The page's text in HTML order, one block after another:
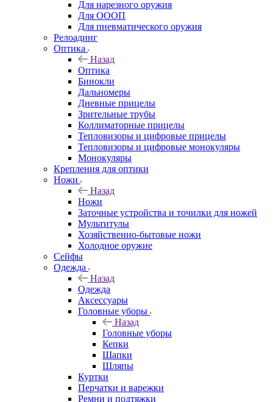
Для нарезного оружия
Для ОООП
Для пневматического оружия
Релоадинг
Оптика
Назад
Оптика
Бинокли
Дальномеры
Дневные прицелы
Зрительные трубы
Коллиматорные прицелы
Тепловизоры и цифровые прицелы
Тепловизоры и цифровые монокуляры
Монокуляры
Крепления для оптики
Ножи
Назад
Ножи
Заточные устройства и точилки для ножей
Мультитулы
Хозяйственно-бытовые ножи
Холодное оружие
Сейфы
Одежда
Назад
Одежда
Аксессуары
Головные уборы
Назад
Головные уборы
Кепки
Шапки
Шляпы
Куртки
Перчатки и варежки
Ремни и подтяжки